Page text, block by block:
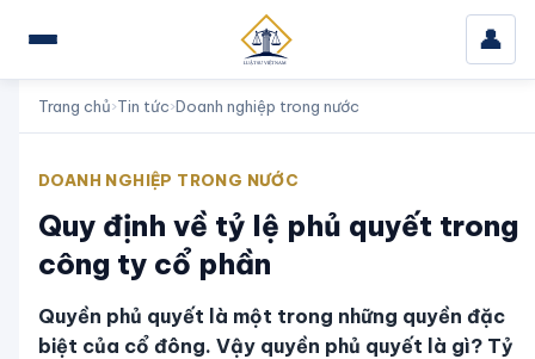
👤
Trang chủ›Tin tức›Doanh nghiệp trong nước
DOANH NGHIỆP TRONG NƯỚC
Quy định về tỷ lệ phủ quyết trong
công ty cổ phần
Quyền phủ quyết là một trong những quyền đặc
biệt của cổ đông. Vậy quyền phủ quyết là gì? Tỷ